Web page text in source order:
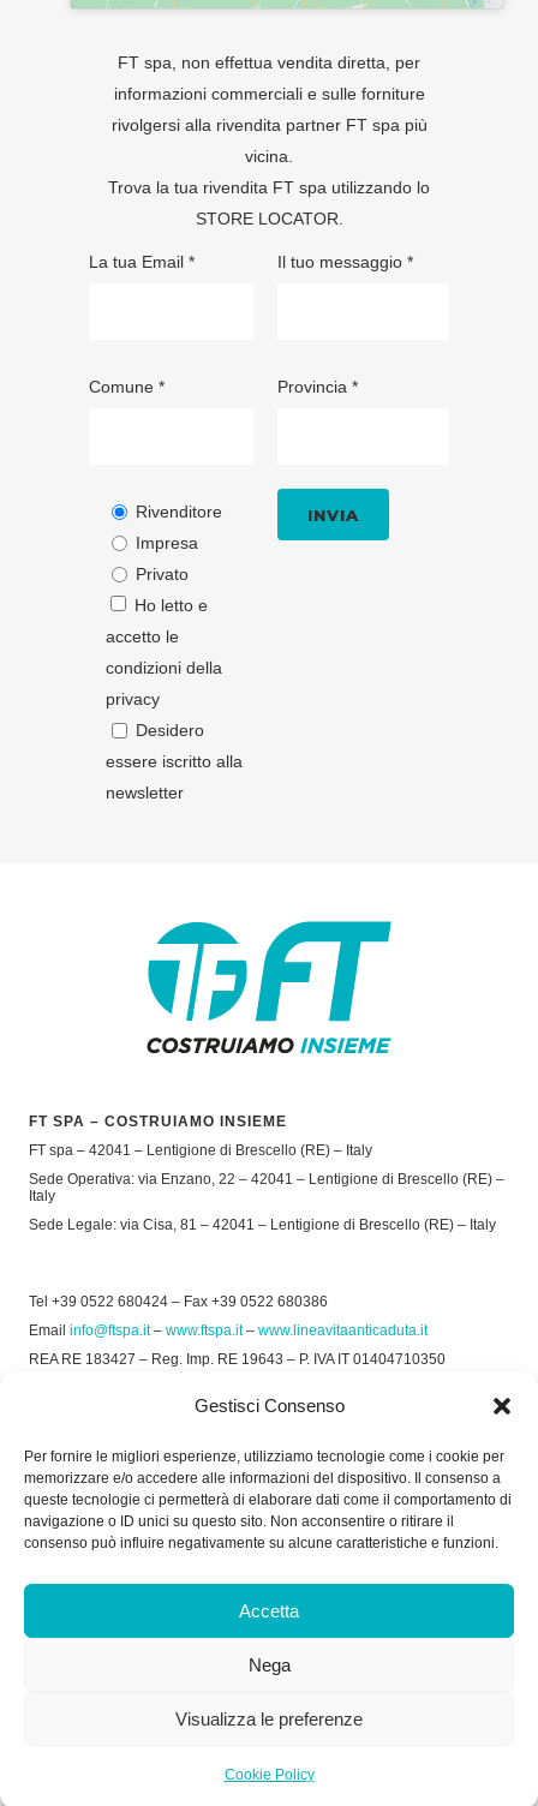
Gestisci Consenso
Per fornire le migliori esperienze, utilizziamo tecnologie come i cookie per
memorizzare e/o accedere alle informazioni del dispositivo. Il consenso a
queste tecnologie ci permetterà di elaborare dati come il comportamento di
navigazione o ID unici su questo sito. Non acconsentire o ritirare il
consenso può influire negativamente su alcune caratteristiche e funzioni.
Accetta
Nega
Visualizza le preferenze
Cookie Policy
FT spa, non effettua vendita diretta, per
informazioni commerciali e sulle forniture
rivolgersi alla rivendita partner FT spa più
vicina.
Trova la tua rivendita FT spa utilizzando lo
STORE LOCATOR
La tua Email *
Comune *
Rivenditore
Impresa
Privato
Ho letto e
accetto le
condizioni della
privacy
Desidero
essere iscritto alla
newsletter
Il tuo messaggio *
Provincia *
FT SPA – COSTRUIAMO INSIEME
FT spa – 42041 – Lentigione di Brescello (RE) – Italy
Sede Operativa: via Enzano, 22 – 42041 – Lentigione di Brescello (RE) –
Italy
Sede Legale: via Cisa, 81 – 42041 – Lentigione di Brescello (RE) – Italy
Tel +39 0522 680424 – Fax +39 0522 680386
Email info@ftspa.it– www.ftspa.it– www.lineavitaanticaduta.it
REA RE 183427 – Reg. Imp. RE 19643 – P. IVA IT 01404710350
Privacy Policy–Cookie Policy
SOCIAL
Dal Lunedì al Venerdì: 8.00/12.30 - 13.30/17.30
Dal Lunedì al Venerdì: 7.30/11.30 - 13.30/17.00